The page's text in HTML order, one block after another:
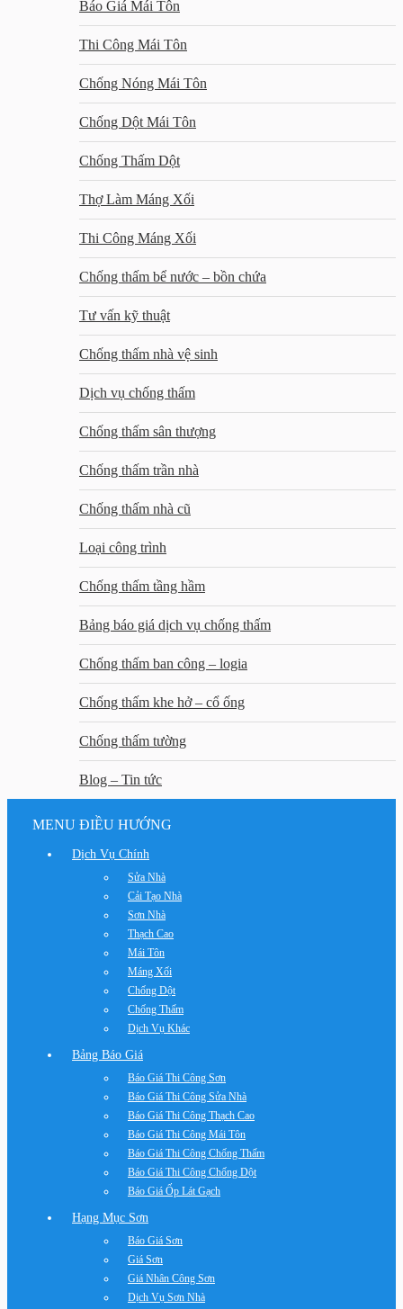
Báo Giá Mái Tôn
Thi Công Mái Tôn
Chống Nóng Mái Tôn
Chống Dột Mái Tôn
Chống Thấm Dột
Thợ Làm Máng Xối
Thi Công Máng Xối
Chống thấm bể nước – bồn chứa
Tư vấn kỹ thuật
Chống thấm nhà vệ sinh
Dịch vụ chống thấm
Chống thấm sân thượng
Chống thấm trần nhà
Chống thấm nhà cũ
Loại công trình
Chống thấm tầng hầm
Bảng báo giá dịch vụ chống thấm
Chống thấm ban công – logia
Chống thấm khe hở – cổ ống
Chống thấm tường
Blog – Tin tức
MENU ĐIỀU HƯỚNG
Dịch Vụ Chính
Sửa Nhà
Cải Tạo Nhà
Sơn Nhà
Thạch Cao
Mái Tôn
Máng Xối
Chống Dột
Chống Thấm
Dịch Vụ Khác
Bảng Báo Giá
Báo Giá Thi Công Sơn
Báo Giá Thi Công Sửa Nhà
Báo Giá Thi Công Thạch Cao
Báo Giá Thi Công Mái Tôn
Báo Giá Thi Công Chống Thấm
Báo Giá Thi Công Chống Dột
Báo Giá Ốp Lát Gạch
Hạng Mục Sơn
Báo Giá Sơn
Giá Sơn
Giá Nhân Công Sơn
Dịch Vụ Sơn Nhà